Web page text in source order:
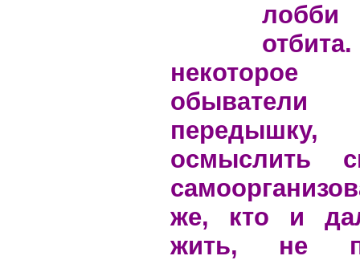
лобби
осмыслить
же, кто и
жить, не